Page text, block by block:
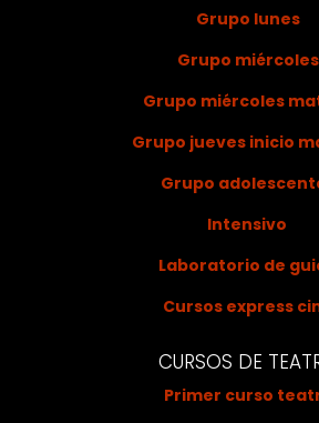
Grupo lunes
Grupo miércoles
Grupo miércoles
Grupo jueves inicio
Grupo
Intensivo
Laboratorio de
Cursos express
CURSOS DE
Primer curso